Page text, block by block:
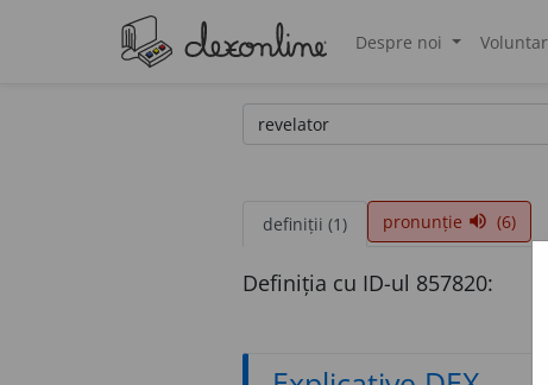
Despre noi
definiții (1) pronunție volume_up (6)
Definiția cu ID-ul 857820: